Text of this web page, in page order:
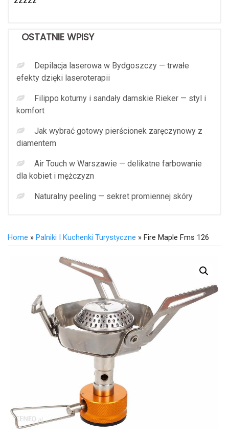
OSTATNIE WPISY
Depilacja laserowa w Bydgoszczy — trwałe
efekty dzięki laseroterapii
Filippo koturny i sandały damskie Rieker — styl i
komfort
Jak wybrać gotowy pierścionek zaręczynowy z
diamentem
Air Touch w Warszawie — delikatne farbowanie
dla kobiet i mężczyzn
Naturalny peeling — sekret promiennej skóry
Home » Palniki I Kuchenki Turystyczne » Fire Maple Fms 126